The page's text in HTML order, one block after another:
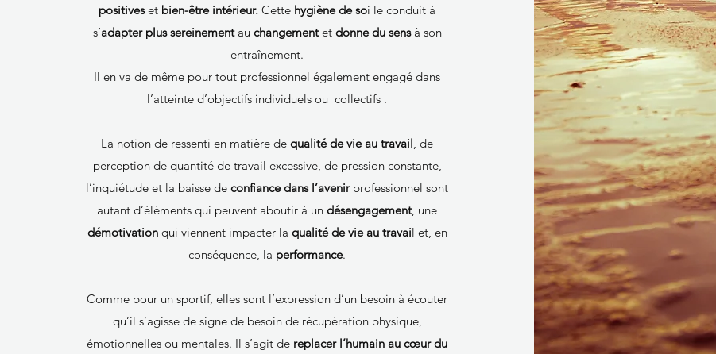
positiveset bien-être intérieur. Cette hygiène de soi le conduit à
s’adapter plus sereinementau changementet donne du sens à son
entraînement.
Il en va de même pour tout professionnel également engagé dans
l’atteinte d’objectifs individuels ou collectifs .
La notion de ressenti en matière de qualité de vie au travail, de
perception de quantité de travail excessive, de pression constante,
l’inquiétude et la baisse de confiance dans l’avenir professionnel sont
autant d’éléments qui peuvent aboutir à un désengagement, une
démotivation qui viennent impacter la qualité de vie au travail et, en
conséquence, la performance.
Comme pour un sportif, elles sont l’expression d’un besoin à écouter
qu’il s’agisse de signe de besoin de récupération physique,
émotionnelles ou mentales. Il s’agit de replacer l’humain au cœur du